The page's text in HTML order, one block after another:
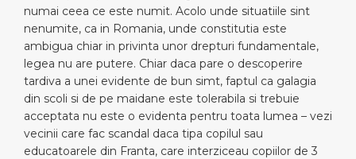
numai ceea ce este numit. Acolo unde situatiile sint
nenumite, ca in Romania, unde constitutia este
ambigua chiar in privinta unor drepturi fundamentale,
legea nu are putere. Chiar daca pare o descoperire
tardiva a unei evidente de bun simt, faptul ca galagia
din scoli si de pe maidane este tolerabila si trebuie
acceptata nu este o evidenta pentru toata lumea – vezi
vecinii care fac scandal daca tipa copilul sau
educatoarele din Franta, care interziceau copiilor de 3